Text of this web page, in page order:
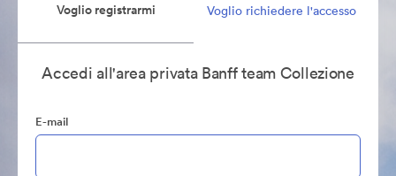
Voglio registrarmi Voglio richiedere l'accesso
Accedi all'area privata Banff team Collezione
E-mail